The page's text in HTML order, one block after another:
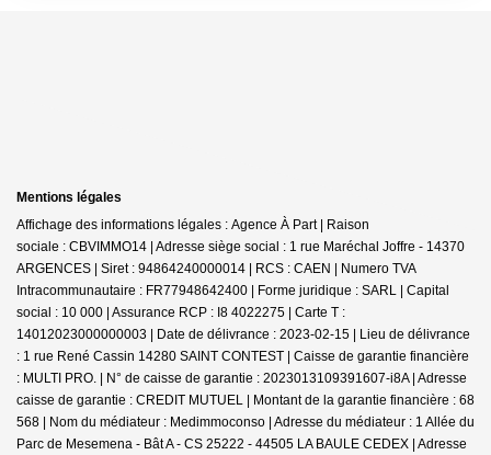
Mentions légales
Affichage des informations légales : Agence À Part | Raison
sociale : CBVIMMO14 | Adresse siège social : 1 rue Maréchal Joffre - 14370
ARGENCES | Siret : 94864240000014 | RCS : CAEN | Numero TVA
Intracommunautaire : FR77948642400 | Forme juridique : SARL | Capital
social : 10 000 | Assurance RCP : I8 4022275 | Carte T :
14012023000000003 | Date de délivrance : 2023-02-15 | Lieu de délivrance
: 1 rue René Cassin 14280 SAINT CONTEST | Caisse de garantie financière
: MULTI PRO. | N° de caisse de garantie : 2023013109391607-i8A | Adresse
caisse de garantie : CREDIT MUTUEL | Montant de la garantie financière : 68
568 | Nom du médiateur : Medimmoconso | Adresse du médiateur : 1 Allée du
Parc de Mesemena - Bât A - CS 25222 - 44505 LA BAULE CEDEX | Adresse